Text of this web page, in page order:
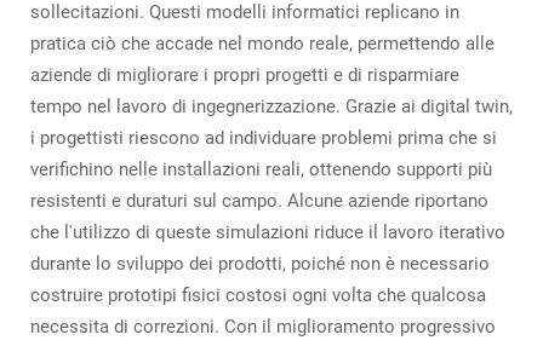
sollecitazioni. Questi modelli informatici replicano in
pratica ciò che accade nel mondo reale, permettendo alle
aziende di migliorare i propri progetti e di risparmiare
tempo nel lavoro di ingegnerizzazione. Grazie ai digital twin,
i progettisti riescono ad individuare problemi prima che si
verifichino nelle installazioni reali, ottenendo supporti più
resistenti e duraturi sul campo. Alcune aziende riportano
che l'utilizzo di queste simulazioni riduce il lavoro iterativo
durante lo sviluppo dei prodotti, poiché non è necessario
costruire prototipi fisici costosi ogni volta che qualcosa
necessita di correzioni. Con il miglioramento progressivo